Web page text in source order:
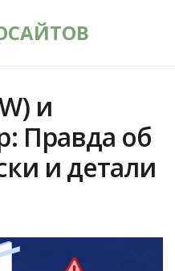
и
Правда об
и детали